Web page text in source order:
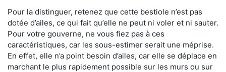
Pour la distinguer, retenez que cette bestiole n’est pas
dotée d’ailes, ce qui fait qu’elle ne peut ni voler et ni sauter.
Pour votre gouverne, ne vous fiez pas à ces
caractéristiques, car les sous-estimer serait une méprise.
En effet, elle n’a point besoin d’ailes, car elle se déplace en
marchant le plus rapidement possible sur les murs ou sur